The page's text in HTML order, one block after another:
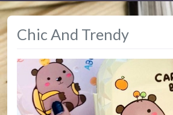
Chic And Trendy